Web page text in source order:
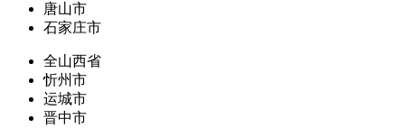
唐山市
石家庄市
全山西省
忻州市
运城市
晋中市